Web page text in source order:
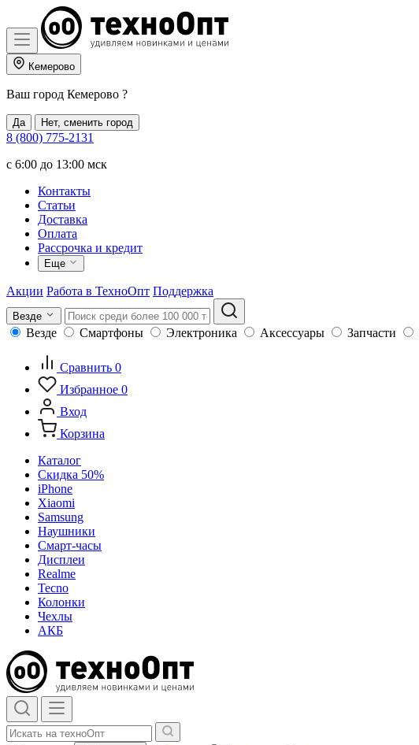
Кемерово
Ваш город Кемерово ?
Да Нет, сменить город
8 (800) 775-2131
c 6:00 до 13:00 мск
Контакты
Статьи
Доставка
Оплата
Рассрочка и кредит
Еще
Акции Работа в ТехноОпт Поддержка
Везде
Везде Смартфоны Электроника Аксессуары Запчасти
Сравнить 0
Избранное 0
Вход
Корзина
Каталог
Скидка 50%
iPhone
Xiaomi
Samsung
Наушники
Смарт-часы
Дисплеи
Realme
Tecno
Колонки
Чехлы
АКБ